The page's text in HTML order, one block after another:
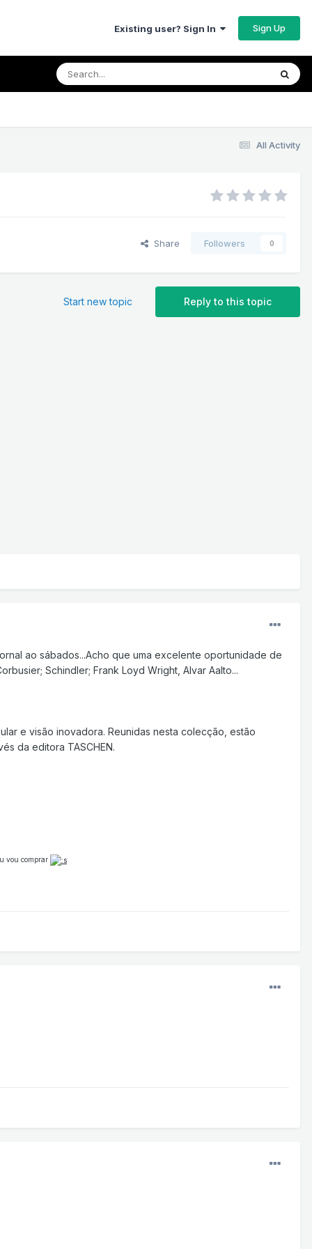
Existing user? Sign In Sign Up
All Activity
Share Followers 0
Reply to this topic
Start new topic
ao sábados...Acho que uma excelente oportunidade de
Schindler; Frank Loyd Wright, Alvar Aalto...
e visão inovadora. Reunidas nesta colecção, estão
da editora TASCHEN.
vou comprar